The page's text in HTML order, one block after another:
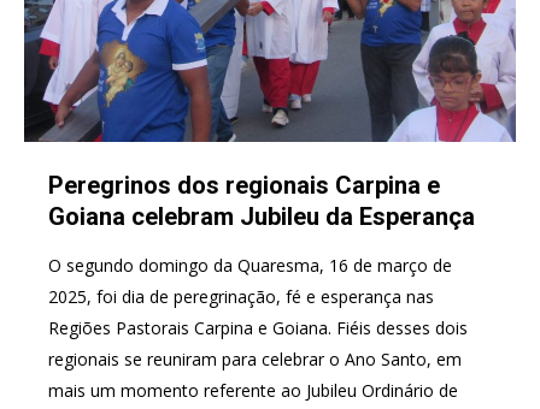
Peregrinos dos regionais Carpina e
Goiana celebram Jubileu da Esperança
O segundo domingo da Quaresma, 16 de março de
2025, foi dia de peregrinação, fé e esperança nas
Regiões Pastorais Carpina e Goiana. Fiéis desses dois
regionais se reuniram para celebrar o Ano Santo, em
mais um momento referente ao Jubileu Ordinário de